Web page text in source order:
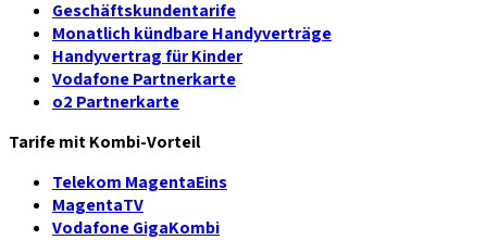
Geschäftskundentarife
Monatlich kündbare Handyverträge
Handyvertrag für Kinder
Vodafone Partnerkarte
o2 Partnerkarte
Tarife mit Kombi-Vorteil
Telekom MagentaEins
MagentaTV
Vodafone GigaKombi